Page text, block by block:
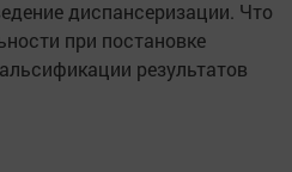
диспансеризации. Что
при постановке
результатов